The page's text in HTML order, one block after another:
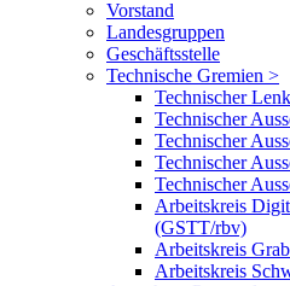
Vorstand
Landesgruppen
Geschäftsstelle
Technische Gremien >
Technischer
Technischer
Technischer
Technischer
Technischer
Arbeitskreis
(GSTT/rbv)
Arbeitskreis
Arbeitskreis